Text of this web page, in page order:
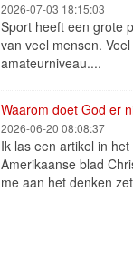
2026-07-03 18:15:03
Sport heeft een grote
van veel mensen.
amateurniveau....
Waarom doet God er
2026-06-20 08:08:37
Ik las een artikel in
Amerikaanse blad
me aan het denken